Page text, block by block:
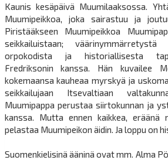
Kaunis kesäpäivä Muumilaaksossa.
Muumipeikkoa, joka sairastuu ja
Piristääkseen Muumipeikkoa
seikkailuistaan;
orpokodista ja historiallisesta
Fredriksonin kanssa. Hän kuvailee
kokemaansa kauheaa myrskyä ja
seikkailujaan Itsevaltiaan
Muumipappa perustaa siirtokunnan ja
kanssa. Mutta ennen kaikkea, eräänä
pelastaa Muumipeikon äidin. Ja loppu on
Suomenkielisinä ääninä ovat mm. Alma